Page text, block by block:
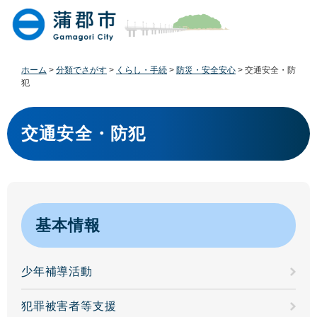
。
て
本
ホーム > 分類でさがす > くらし・手続 > 防災・安全安心 > 交通安全・防
犯
本
文
交通安全・防犯
基本情報
少年補導活動
犯罪被害者等支援